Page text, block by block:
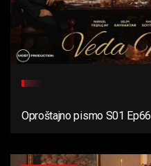
Oproštajno pismo S01 Ep66